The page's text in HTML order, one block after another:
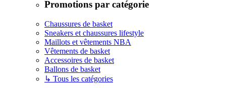
Promotions par catégorie
Chaussures de basket
Sneakers et chaussures lifestyle
Maillots et vêtements NBA
Vêtements de basket
Accessoires de basket
Ballons de basket
↳ Tous les catégories